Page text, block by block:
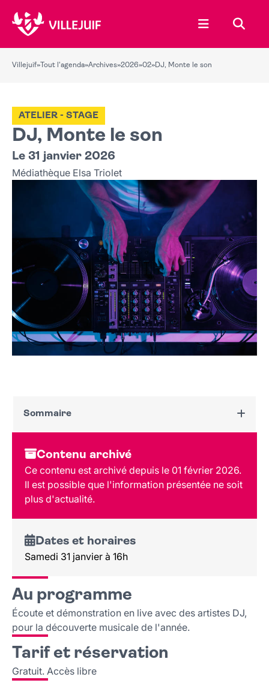
Ouvrir le
Villejuif» Tout l'agenda»Archives»2026»02»DJ, Monte le son
DJ, Monte le son
ATELIER - STAGE
Le 31 janvier 2026
Médiathèque Elsa Triolet
Sommaire
Dates et horaires
Au programme
Tarif et réservation
Public
Lieu et contact
Contenu archivé
Ce contenu est archivé depuis le 01 février 2026.
Il est possible que l'information présentée ne soit
plus d'actualité.
Dates et horaires
Samedi 31 janvier à 16h
Au programme
Écoute et démonstration en live avec des artistes DJ,
pour la découverte musicale de l'année.
Tarif et réservation
Gratuit. Accès libre